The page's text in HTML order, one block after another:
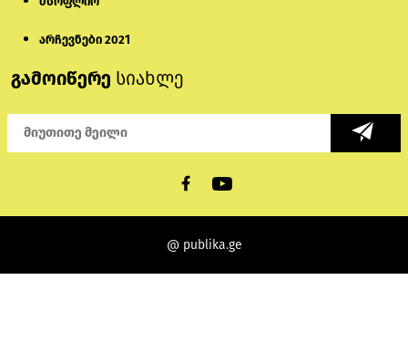
არჩევნები 2021
გამოიწერე სიახლე
@ publika.ge